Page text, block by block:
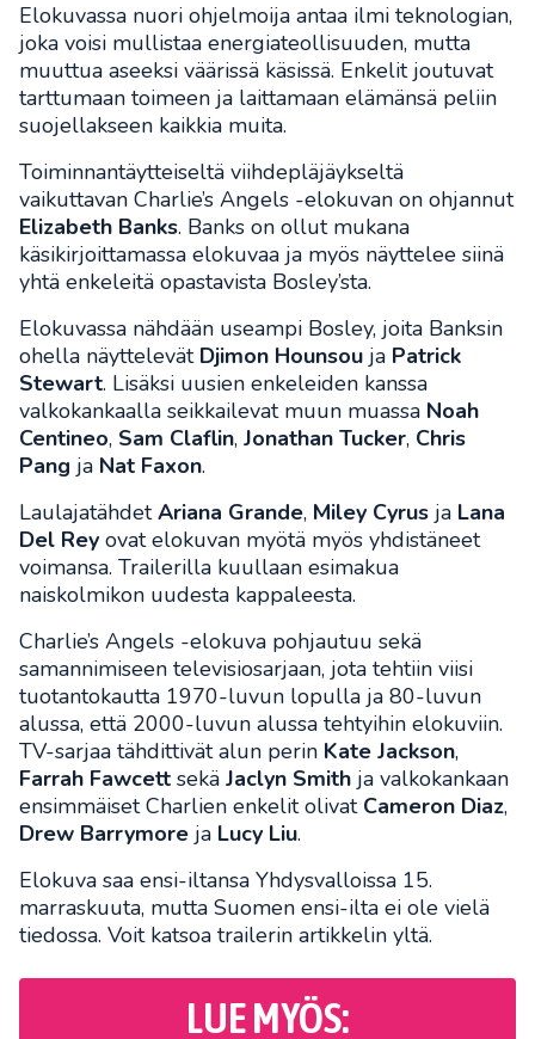
Elokuvassa nuori ohjelmoija antaa ilmi teknologian,
joka voisi mullistaa energiateollisuuden, mutta
muuttua aseeksi väärissä käsissä. Enkelit joutuvat
tarttumaan toimeen ja laittamaan elämänsä peliin
suojellakseen kaikkia muita.
Toiminnantäytteiseltä viihdepläjäykseltä
vaikuttavan Charlie’s Angels -elokuvan on ohjannut
Elizabeth Banks. Banks on ollut mukana
käsikirjoittamassa elokuvaa ja myös näyttelee siinä
yhtä enkeleitä opastavista Bosley’sta.
Elokuvassa nähdään useampi Bosley, joita Banksin
ohella näyttelevät Djimon Hounsou ja Patrick
Stewart. Lisäksi uusien enkeleiden kanssa
valkokankaalla seikkailevat muun muassa Noah
Centineo, Sam Claflin, Jonathan Tucker, Chris
Pang ja Nat Faxon.
LaulajatähdetAriana Grande, Miley Cyrus ja Lana
Del Rey ovat elokuvan myötä myös yhdistäneet
voimansa. Trailerilla kuullaan esimakua
naiskolmikon uudesta kappaleesta.
Charlie’s Angels -elokuva pohjautuu sekä
samannimiseen televisiosarjaan, jota tehtiin viisi
tuotantokautta 1970-luvun lopulla ja 80-luvun
alussa, että 2000-luvun alussa tehtyihin elokuviin.
TV-sarjaa tähdittivät alun perin Kate Jackson,
Farrah Fawcett sekä Jaclyn Smith ja valkokankaan
ensimmäiset Charlien enkelit olivat Cameron Diaz,
Drew Barrymore ja Lucy Liu.
Elokuva saa ensi-iltansa Yhdysvalloissa 15.
marraskuuta, mutta Suomen ensi-ilta ei ole vielä
tiedossa. Voit katsoa trailerin artikkelin yltä.
LUE MYÖS: